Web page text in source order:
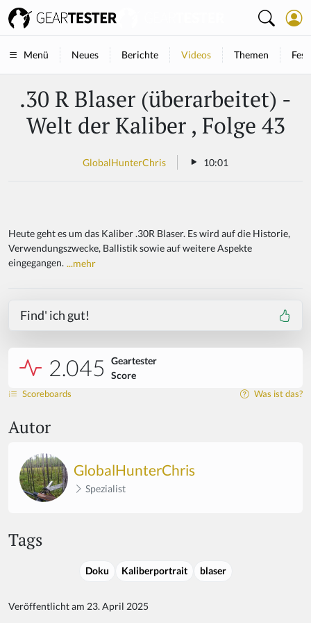
Menü Neues Berichte Videos Themen
.30 R Blaser (überarbeitet) -
Welt der Kaliber , Folge 43
GlobalHunterChris 10:01
Heute geht es um das Kaliber .30R Blaser. Es wird auf die Historie,
Verwendungszwecke, Ballistik sowie auf weitere Aspekte
eingegangen. ...mehr
Find' ich gut!
2.045
Geartester
Score
Scoreboards Was ist das?
Autor
GlobalHunterChris
Spezialist
Tags
Doku Kaliberportrait blaser
Veröffentlicht am 23. April 2025